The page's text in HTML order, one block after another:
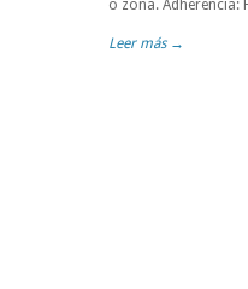
o zona. Adherencia:
Leer más →